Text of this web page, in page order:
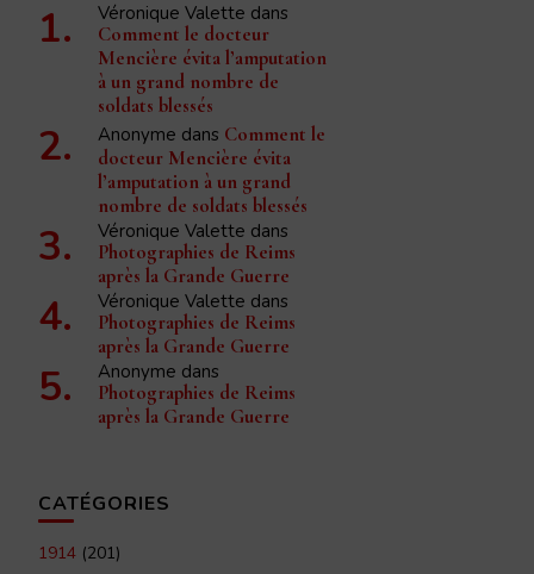
Véronique Valette dans
Comment le docteur
Mencière évita l’amputation
à un grand nombre de
soldats blessés
Anonyme dans Comment le
docteur Mencière évita
l’amputation à un grand
nombre de soldats blessés
Véronique Valette dans
Photographies de Reims
après la Grande Guerre
Véronique Valette dans
Photographies de Reims
après la Grande Guerre
Anonyme dans
Photographies de Reims
après la Grande Guerre
CATÉGORIES
1914 (201)